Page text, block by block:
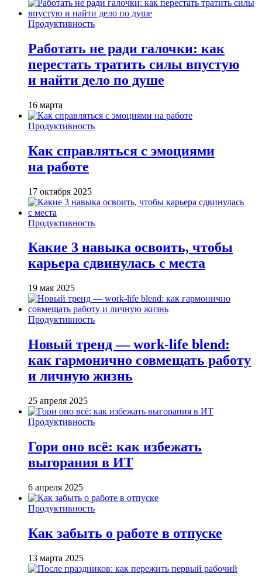
Продуктивность
Работать не ради галочки: как
перестать тратить силы впустую
и найти дело по душе
16 марта
Продуктивность
Как справляться с эмоциями
на работе
17 октября 2025
Продуктивность
Какие 3 навыка освоить, чтобы
карьера сдвинулась с места
19 мая 2025
Продуктивность
Новый тренд — work-life blend:
как гармонично совмещать работу
и личную жизнь
25 апреля 2025
Продуктивность
Гори оно всё: как избежать
выгорания в ИТ
6 апреля 2025
Продуктивность
Как забыть о работе в отпуске
13 марта 2025